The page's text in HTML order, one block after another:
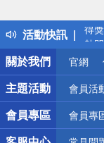
活動快訊
得
熱
銀
偏
詐
關於我們
官網
主題活動 會員活
會員專區 會員專